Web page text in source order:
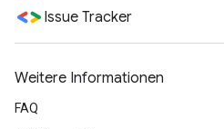
Issue Tracker
Weitere Informationen
FAQ